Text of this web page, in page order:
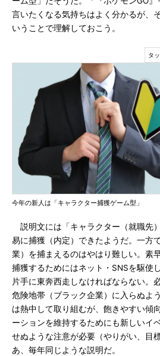
言いたくなる気持ちはよく分かるが、
いうことで理解しておこう。
今年の新人は「キャラクター捕獲ゲーム型」
説明文には「キャラクター（就職先
易に捕獲（内定）できたようだ。一方
業）を捕まえるのはやはり難しい。素
捕獲するためにはネット・SNSを駆使
片手に東奔西走しなければならない。
危険地帯（ブラック企業）に入らぬよ
は熱中して取り組むが、飽きやすい傾
ーションを維持するためにも新しいイ
せぬような注意が必要（やりがい、目
あ、毎年同じような説明だ。